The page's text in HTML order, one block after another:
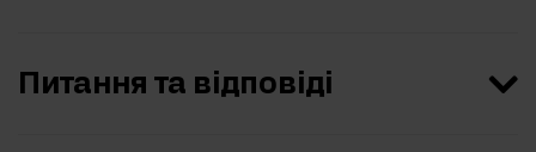
Питання та відповіді